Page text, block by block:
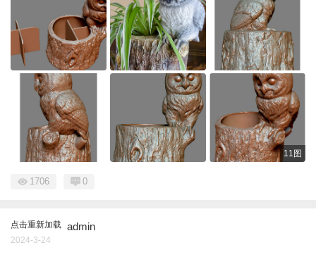
11图
1706 0
点击重新加载 admin
2024-3-24